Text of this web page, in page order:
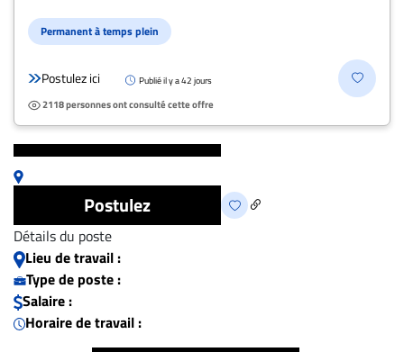
Permanent à temps plein
Postulez ici Publié il y a 42 jours
2118 personnes ont consulté cette offre
Postulez
Détails du poste
Lieu de travail :
Type de poste :
Salaire :
Horaire de travail :